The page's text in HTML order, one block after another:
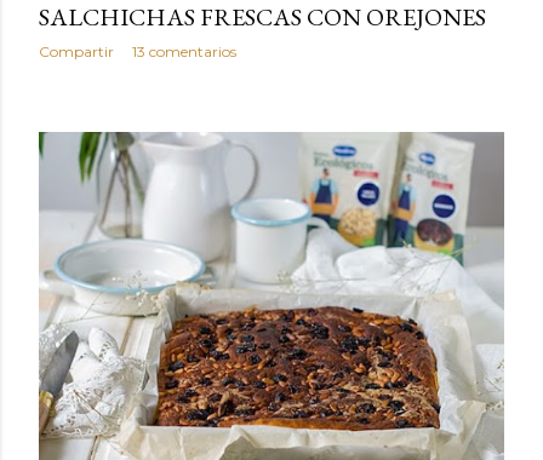
SALCHICHAS FRESCAS CON OREJONES
Compartir 13 comentarios